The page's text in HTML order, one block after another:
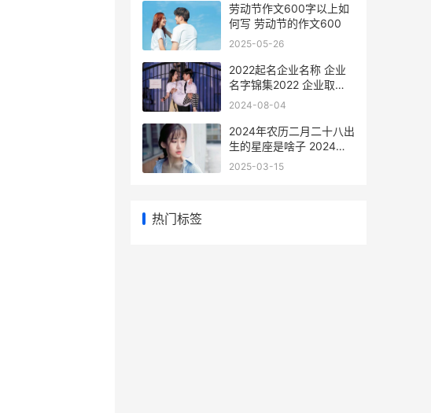
劳动节作文600字以上如
何写 劳动节的作文600
2025-05-26
2022起名企业名称 企业
名字锦集2022 企业取名
免费
2024-08-04
2024年农历二月二十八出
生的星座是啥子 2024年
农历二月二十宜忌
2025-03-15
热门标签